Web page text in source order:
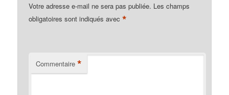
Votre adresse e-mail ne sera pas publiée. Les champs
obligatoires sont indiqués avec*
Commentaire *